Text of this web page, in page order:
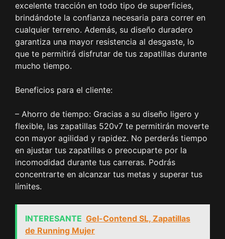
excelente tracción en todo tipo de superficies,
brindándote la confianza necesaria para correr en
cualquier terreno. Además, su diseño duradero
garantiza una mayor resistencia al desgaste, lo
que te permitirá disfrutar de tus zapatillas durante
mucho tiempo.
Beneficios para el cliente:
– Ahorro de tiempo: Gracias a su diseño ligero y
flexible, las zapatillas 520v7 te permitirán moverte
con mayor agilidad y rapidez. No perderás tiempo
en ajustar tus zapatillas o preocuparte por la
incomodidad durante tus carreras. Podrás
concentrarte en alcanzar tus metas y superar tus
límites.
INTERESANTE Gel-Contend SL, Zapatillas
de Running Mujer